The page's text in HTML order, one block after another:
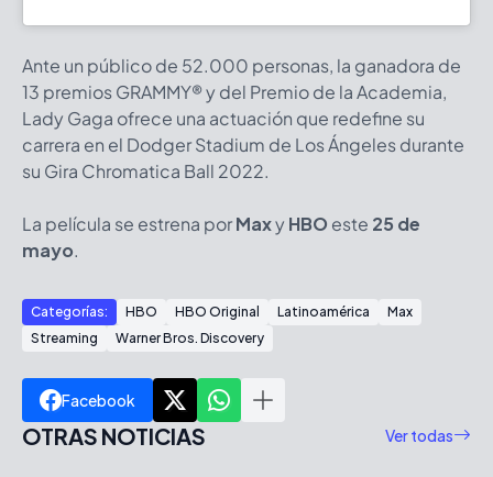
Ante un público de 52.000 personas, la ganadora de
13 premios GRAMMY® y del Premio de la Academia,
Lady Gaga ofrece una actuación que redefine su
carrera en el Dodger Stadium de Los Ángeles durante
su Gira Chromatica Ball 2022.
La película se estrena porMaxyHBO este 25 de
mayo.
Categorías: HBO HBO Original Latinoamérica
Max
Streaming
Warner Bros. Discovery
Facebook
OTRAS NOTICIAS Ver todas